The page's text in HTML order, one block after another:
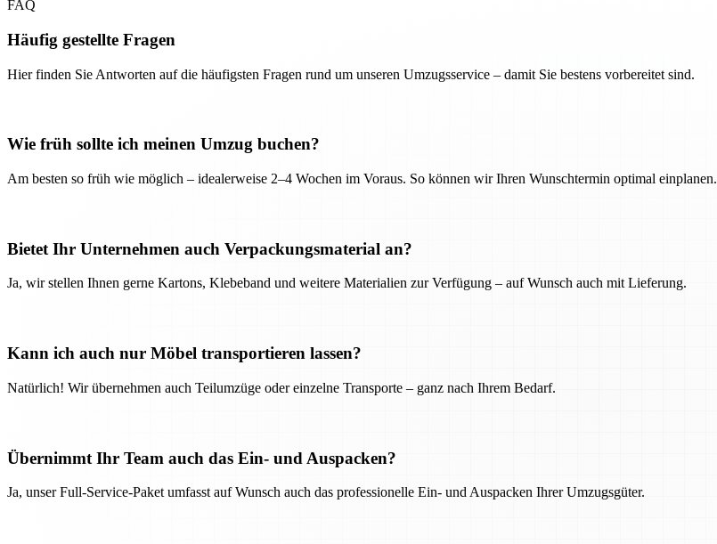
FAQ
Häufig gestellte Fragen
Hier finden Sie Antworten auf die häufigsten Fragen rund um unseren Umzugsservice – damit Sie bestens vorbereitet sind.
Wie früh sollte ich meinen Umzug buchen?
Am besten so früh wie möglich – idealerweise 2–4 Wochen im Voraus. So können wir Ihren Wunschtermin optimal einplanen.
Bietet Ihr Unternehmen auch Verpackungsmaterial an?
Ja, wir stellen Ihnen gerne Kartons, Klebeband und weitere Materialien zur Verfügung – auf Wunsch auch mit Lieferung.
Kann ich auch nur Möbel transportieren lassen?
Natürlich! Wir übernehmen auch Teilumzüge oder einzelne Transporte – ganz nach Ihrem Bedarf.
Übernimmt Ihr Team auch das Ein- und Auspacken?
Ja, unser Full-Service-Paket umfasst auf Wunsch auch das professionelle Ein- und Auspacken Ihrer Umzugsgüter.